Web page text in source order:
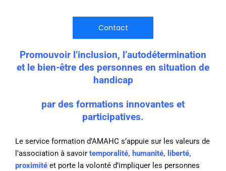
Contact
Promouvoir l’inclusion, l’autodétermination
et le bien-être des personnes en situation de
handicap
par des formations innovantes et
participatives.
Le service formation d’AMAHC s’appuie sur les valeurs de
l’association à savoir temporalité, humanité, liberté,
proximité et porte la volonté d’impliquer les personnes